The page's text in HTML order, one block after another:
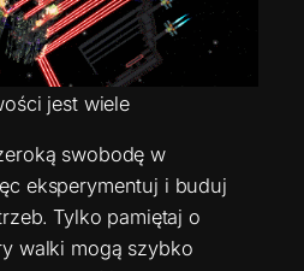
jest wiele
swobodę w
eksperymentuj i buduj
Tylko pamiętaj o
walki mogą szybko